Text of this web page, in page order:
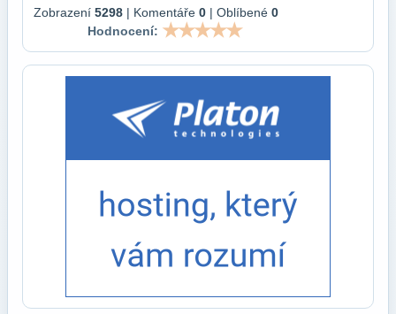
Zobrazení 5298 | Komentáře 0 | Oblíbené 0
Hodnocení: